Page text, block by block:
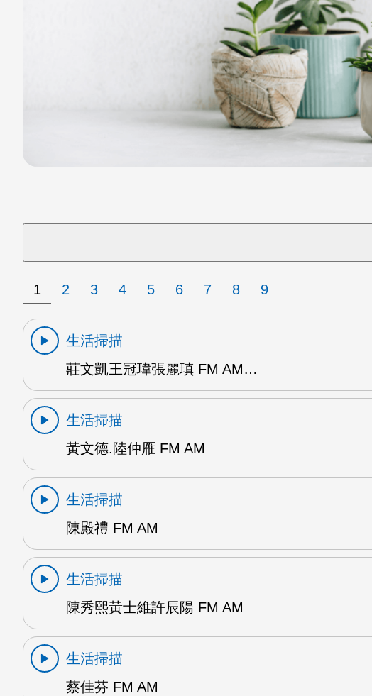
1 2 3 4 5 6 7 8 9
生活掃描
莊文凱王冠瑋張麗瑱 FM AM…
生活掃描
黃文德.陸仲雁 FM AM
生活掃描
陳殿禮 FM AM
生活掃描
陳秀熙黃士維許辰陽 FM AM
生活掃描
蔡佳芬 FM AM